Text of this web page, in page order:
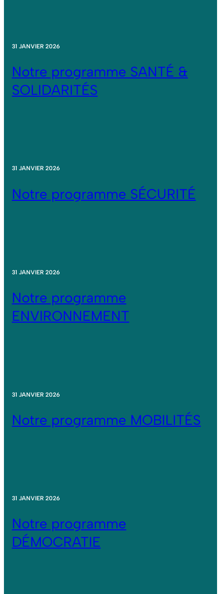
31 JANVIER 2026
Notre programme SANTÉ &
SOLIDARITÉS
31 JANVIER 2026
Notre programme SÉCURITÉ
31 JANVIER 2026
Notre programme
ENVIRONNEMENT
31 JANVIER 2026
Notre programme MOBILITÉS
31 JANVIER 2026
Notre programme
DÉMOCRATIE